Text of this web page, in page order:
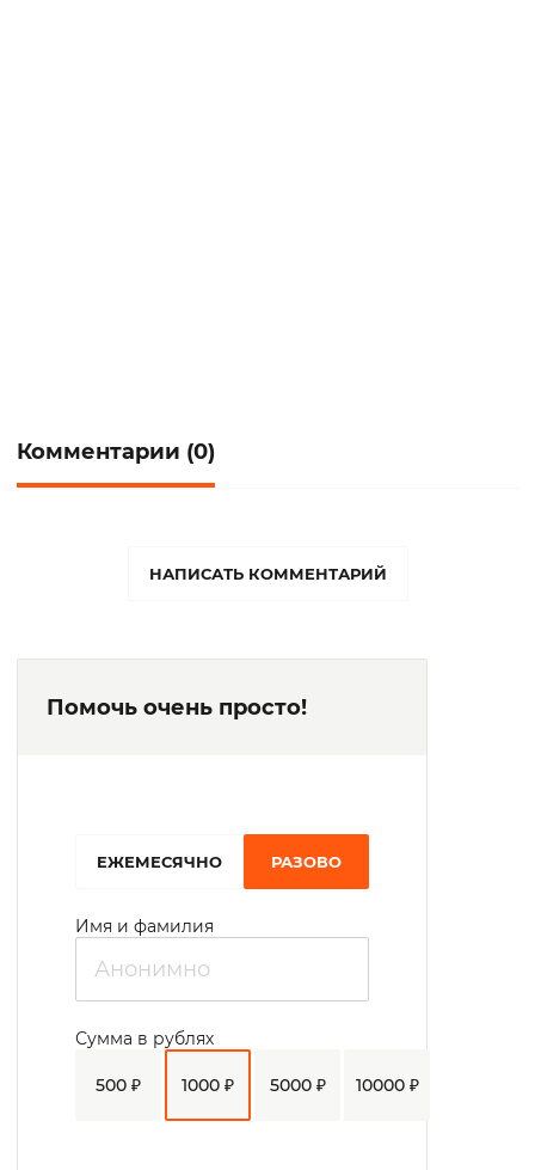
Комментарии (0)
НАПИСАТЬ КОММЕНТАРИЙ
Помочь очень просто!
EЖЕМЕСЯЧНО РАЗОВО
Имя и фамилия
500 ₽ 1000 ₽ 5000 ₽ 10000 ₽
Сумма в рублях